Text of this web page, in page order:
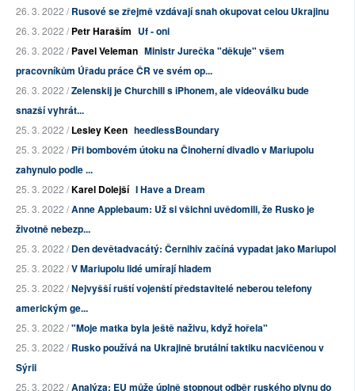
26. 3. 2022 /Rusové se zřejmě vzdávají snah okupovat celou Ukrajinu
26. 3. 2022 /Petr Haraším Uf - oni
26. 3. 2022 /Pavel Veleman Ministr Jurečka "děkuje" všem
pracovníkům Úřadu práce ČR ve svém op...
26. 3. 2022 /Zelenskij je Churchill s iPhonem, ale videoválku bude
snazší vyhrát...
25. 3. 2022 /Lesley Keen heedlessBoundary
25. 3. 2022 /Při bombovém útoku na Činoherní divadlo v Mariupolu
zahynulo podle ...
25. 3. 2022 /Karel Dolejší I Have a Dream
25. 3. 2022 /Anne Applebaum: Už si všichni uvědomili, že Rusko je
životně nebezp...
25. 3. 2022 /Den devětadvacátý: Černihiv začíná vypadat jako Mariupol
25. 3. 2022 /V Mariupolu lidé umírají hladem
25. 3. 2022 /Nejvyšší ruští vojenští představitelé neberou telefony
americkým ge...
25. 3. 2022 /"Moje matka byla ještě naživu, když hořela"
25. 3. 2022 /Rusko používá na Ukrajině brutální taktiku nacvičenou v
Sýrii
25. 3. 2022 /Analýza: EU může úplně stopnout odběr ruského plynu do